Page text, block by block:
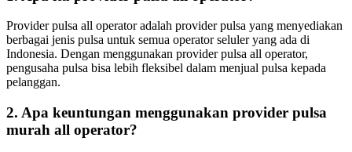
Provider pulsa all operator adalah provider pulsa yang menyediakan
berbagai jenis pulsa untuk semua operator seluler yang ada di
Indonesia. Dengan menggunakan provider pulsa all operator,
pengusaha pulsa bisa lebih fleksibel dalam menjual pulsa kepada
pelanggan.
2. Apa keuntungan menggunakan provider pulsa
murah all operator?